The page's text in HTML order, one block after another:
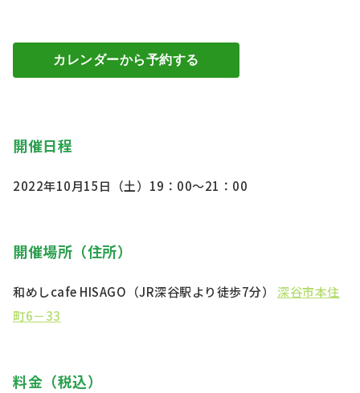
カレンダーから予約する
開催日程
2022年10月15日（土）19：00～21：00
開催場所（住所）
和めしcafe HISAGO（JR深谷駅より徒歩7分）深谷市本住
町6－33
料金（税込）